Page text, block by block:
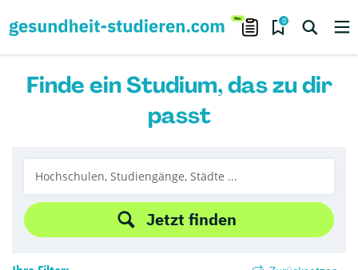
0
Finde ein Studium, das zu dir
passt
Jetzt finden